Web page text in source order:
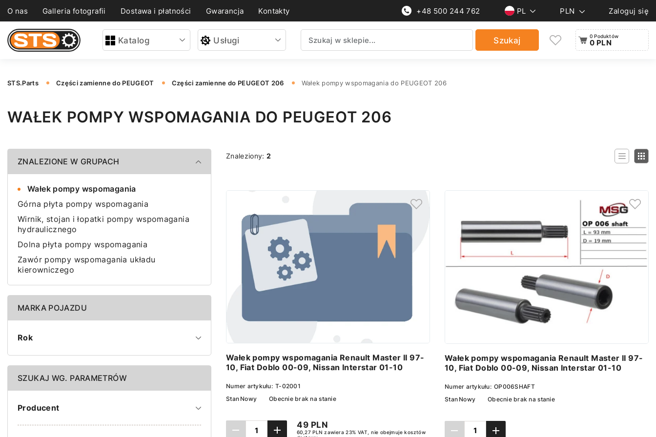
O nas Galleria fotografii Dostawa i płatności Gwarancja Kontakty +48 500 244 762 PL PLN Zaloguj się
Katalog Usługi Szukaj 0 Poduktów
0 PLN
STS.Parts Części zamienne do PEUGEOT Części zamienne do PEUGEOT 206 Wałek pompy wspomagania do PEUGEOT 206
WAŁEK POMPY WSPOMAGANIA DO PEUGEOT 206
ZNALEZIONE W GRUPACH
Wałek pompy wspomagania
Górna płyta pompy wspomagania
Wirnik, stojan i łopatki pompy wspomagania
hydraulicznego
Dolna płyta pompy wspomagania
Zawór pompy wspomagania układu
kierowniczego
MARKA POJAZDU
Rok
SZUKAJ WG. PARAMETRÓW
Producent
Znaleziony:2
Wałek pompy wspomagania Renault Master II 97-
10, Fiat Doblo 00-09, Nissan Interstar 01-10
Numer artykułu: T-02001
Stan Nowy Obecnie brak na stanie
49 PLN
60,27 PLN zawiera 23% VAT, nie obejmuje kosztów
Wałek pompy wspomagania Renault Master II 97-
10, Fiat Doblo 00-09, Nissan Interstar 01-10
Numer artykułu: OP006SHAFT
Stan Nowy Obecnie brak na stanie